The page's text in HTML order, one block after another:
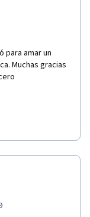
para amar un
Muchas gracias